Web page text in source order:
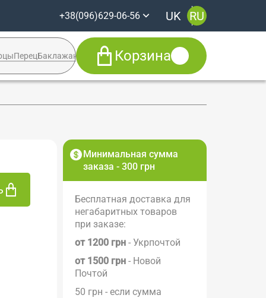
+38(096)629-06-56 UK RU
ПерецБаклажан Кабачок Syngenta
Корзина
Минимальная сумма
заказа - 300 грн
Бесплатная доставка для
негабаритных товаров
при заказе:
от 1200 грн - Укрпочтой
от 1500 грн - Новой
Почтой
50 грн - если сумма